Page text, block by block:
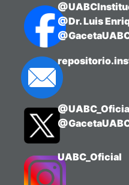
@Dr. Luis
UABC_Oficial